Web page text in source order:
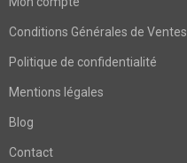
Conditions Générales de Ventes
Politique de confidentialité
Mentions légales
Blog
Contact